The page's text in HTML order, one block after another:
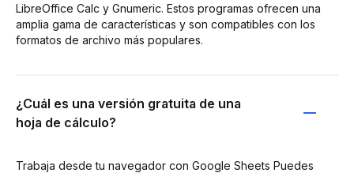
LibreOffice Calc y Gnumeric. Estos programas ofrecen una
amplia gama de características y son compatibles con los
formatos de archivo más populares.
¿Cuál es una versión gratuita de una
hoja de cálculo?
Trabaja desde tu navegador con Google Sheets Puedes